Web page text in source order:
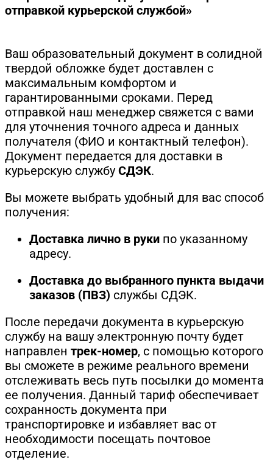
отправкой курьерской службой»
Ваш образовательный документ в солидной
твердой обложке будет доставлен с
максимальным комфортом и
гарантированными сроками. Перед
отправкой наш менеджер свяжется с вами
для уточнения точного адреса и данных
получателя (ФИО и контактный телефон).
Документ передается для доставки в
курьерскую службу СДЭК.
Вы можете выбрать удобный для вас способ
получения:
Доставка лично в руки по указанному
адресу.
Доставка до выбранного пункта выдачи
заказов (ПВЗ) службы СДЭК.
После передачи документа в курьерскую
службу на вашу электронную почту будет
направлен трек-номер, с помощью которого
вы сможете в режиме реального времени
отслеживать весь путь посылки до момента
ее получения. Данный тариф обеспечивает
сохранность документа при
транспортировке и избавляет вас от
необходимости посещать почтовое
отделение.